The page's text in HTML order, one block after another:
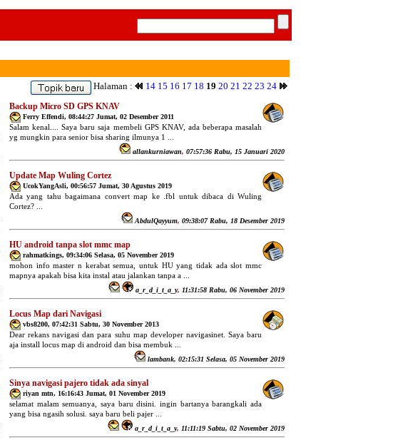
Halaman : 14 15 16 17 18 19 20 21 22 23 24
Backup Micro SD GPS KNAV
Ferry Effendi, 08:44:27 Jumat, 02 Desember 2011
Salam kenal.... Saya baru saja membeli GPS KNAV, ada beberapa masalah
yg mungkin para senior bisa sharing ilmunya 1 ...
allankurniawan, 07:57:36 Rabu, 15 Januari 2020
Update Map Wuling Cortez
UcokYangAsli, 00:56:57 Jumat, 30 Agustus 2019
Ada yang tahu bagaimana convert map ke .fbl untuk dibaca di Wuling
Cortez? ...
AbdulQayyum, 09:38:07 Rabu, 18 Desember 2019
HU android tanpa slot mmc map
rahmatkings, 09:34:06 Selasa, 05 November 2019
mohon info master n kerabat semua, untuk HU yang tidak ada slot mmc
mapnya apakah bisa kita instal atau jalankan tanpa a ...
a_r_d_i_t_a_y, 11:31:58 Rabu, 06 November 2019
Locus Map dari Navigasi
vbs8200, 07:42:31 Sabtu, 30 November 2013
Dear rekans navigasi dan para suhu map developer navigasinet. Saya baru
aja install locus map di android dan bisa membuk ...
lambank, 02:15:31 Selasa, 05 November 2019
Sinya navigasi pajero tidak ada sinyal
riyan mtn, 16:16:43 Jumat, 01 November 2019
selamat malam semuanya, saya baru disini. ingin bartanya barangkali ada
yang bisa ngasih solusi. saya baru beli pajer ...
a_r_d_i_t_a_y, 11:11:19 Sabtu, 02 November 2019